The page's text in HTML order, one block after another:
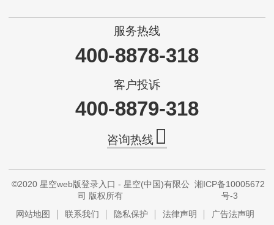
服务热线
400-8878-318
客户投诉
400-8879-318
咨询热线
©2020 星空web版登录入口 - 星空(中国)有限公
司 版权所有
湘ICP备10005672
号-3
网站地图
联系我们 隐私保护 法律声明 广告法声明